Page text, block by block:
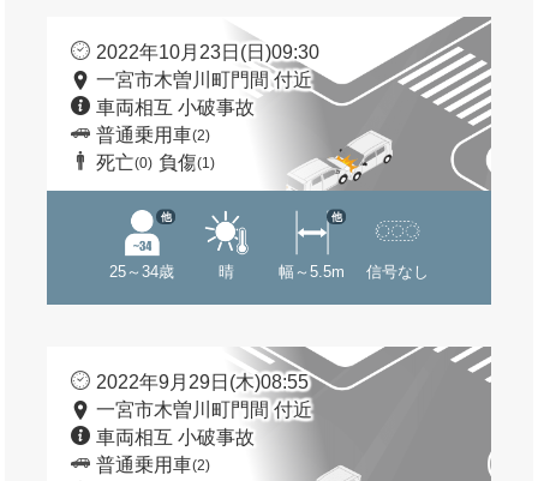
2022年10月23日(日)09:30
一宮市木曽川町門間 付近
車両相互 小破事故
普通乗用車(2)
死亡(0) 負傷(1)
25～34歳
他
晴 幅～5.5m
他
信号なし
2022年9月29日(木)08:55
一宮市木曽川町門間 付近
車両相互 小破事故
普通乗用車(2)